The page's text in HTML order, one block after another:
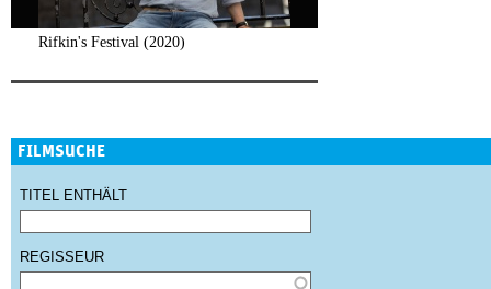
Rifkin's Festival (2020)
FILMSUCHE
TITEL ENTHÄLT
REGISSEUR